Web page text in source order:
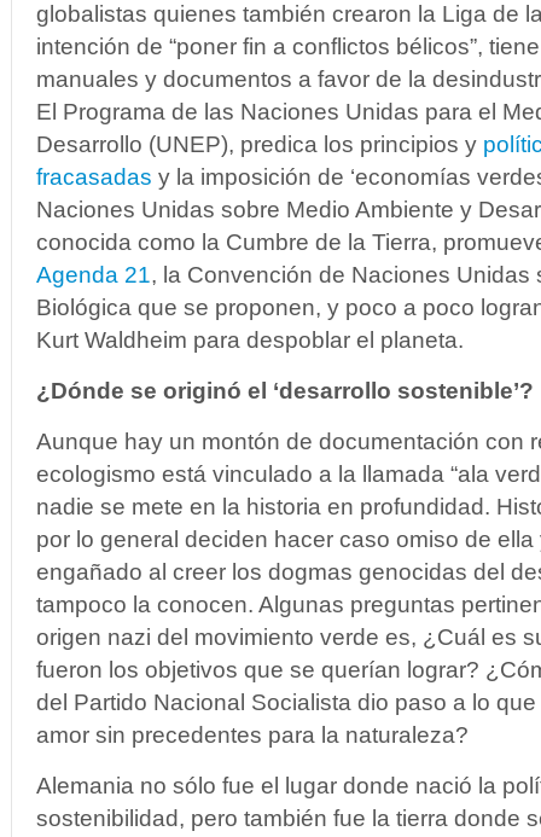
globalistas quienes también crearon la Liga de
intención de “poner fin a conflictos bélicos”,
manuales y documentos a favor de la
El Programa de las Naciones Unidas para el
Desarrollo (UNEP), predica los principios y
fracasadas y la imposición de ‘economías
Naciones Unidas sobre Medio Ambiente y
conocida como la Cumbre de la Tierra,
Agenda 21, la Convención de Naciones Unidas
Biológica que se proponen, y poco a poco
Kurt Waldheim para despoblar el planeta.
¿Dónde se originó el ‘desarrollo sostenible’?
Aunque hay un montón de documentación con
ecologismo está vinculado a la llamada “ala
nadie se mete en la historia en profundidad.
por lo general deciden hacer caso omiso de
engañado al creer los dogmas genocidas del
tampoco la conocen. Algunas preguntas
origen nazi del movimiento verde es, ¿Cuál es
fueron los objetivos que se querían lograr?
del Partido Nacional Socialista dio paso a lo
amor sin precedentes para la naturaleza?
Alemania no sólo fue el lugar donde nació la
sostenibilidad, pero también fue la tierra donde